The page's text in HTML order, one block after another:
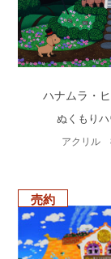
ハナムラ・
ぬくもりハ
アクリル
売約